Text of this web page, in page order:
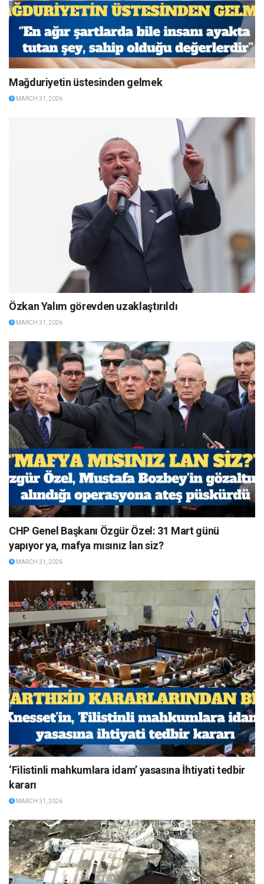
Mağduriyetin üstesinden gelmek
MARCH 31, 2026
Özkan Yalım görevden uzaklaştırıldı
MARCH 31, 2026
CHP Genel Başkanı Özgür Özel: 31 Mart günü
yapıyor ya, mafya mısınız lan siz?
MARCH 31, 2026
‘Filistinli mahkumlara idam’ yasasına İhtiyati tedbir
kararı
MARCH 31, 2026